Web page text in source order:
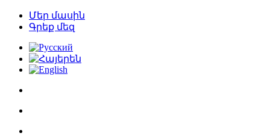
Մեր մասին
Գրեք մեզ